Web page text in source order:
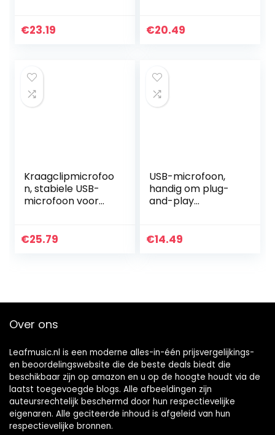
betere zang- en
€23.19
Gitaar Plug
€20.49
Kraagclipmicrofoo
n, stabiele USB-
microfoon voor
uitzendingseffecte
€25.79
USB-microfoon,
handig om plug-
and-play
Instelbaar voor
€14.49
Over ons
Leafmusic.nl is een moderne alles-in-één prijsvergelijkings-
en beoordelingswebsite die de beste deals biedt die
beschikbaar zijn op amazon en u op de hoogte houdt via de
laatst toegevoegde blogs. Alle afbeeldingen zijn
auteursrechtelijk beschermd door hun respectievelijke
eigenaren. Alle geciteerde inhoud is afgeleid van hun
respectievelijke bronnen.